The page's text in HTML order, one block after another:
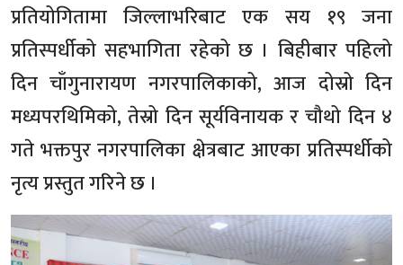
प्रतियोगितामा जिल्लाभरिबाट एक सय १९ जना
प्रतिस्पर्धीको सहभागिता रहेको छ । बिहीबार पहिलो
दिन चाँगुनारायण नगरपालिकाको, आज दोस्रो दिन
मध्यपरथिमिको, तेस्रो दिन सूर्यविनायक र चौथो दिन ४
गते भक्तपुर नगरपालिका क्षेत्रबाट आएका प्रतिस्पर्धीको
नृत्य प्रस्तुत गरिने छ ।